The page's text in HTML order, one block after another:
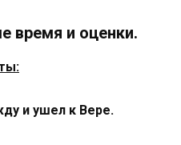
время и оценки.
и ушел к Вере.